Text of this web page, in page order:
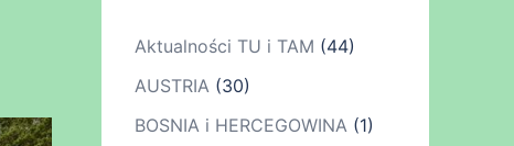
Aktualności TU i TAM (44)
AUSTRIA(30)
BOSNIA i HERCEGOWINA(1)